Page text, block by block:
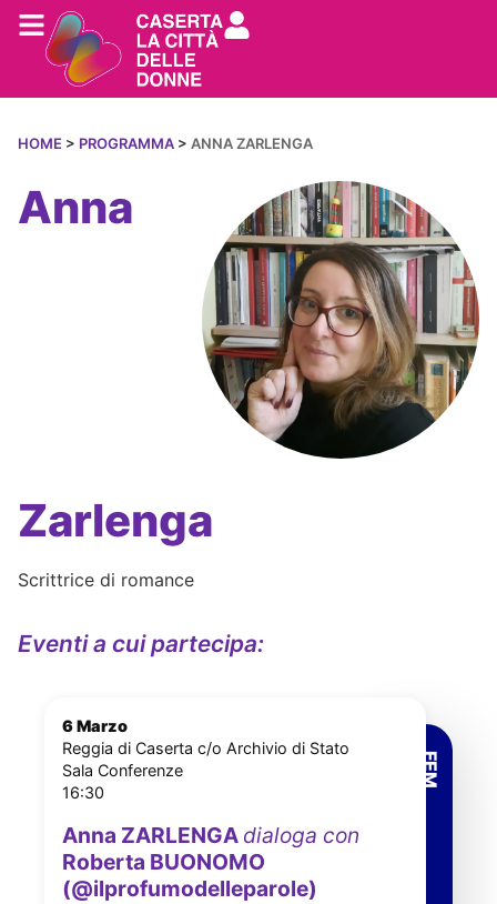
HOME > PROGRAMMA > ANNA ZARLENGA
Anna
Zarlenga
Scrittrice di romance
Eventi a cui partecipa:
6 Marzo
Reggia di Caserta c/o Archivio di Stato
Sala Conferenze
16:30
Anna ZARLENGA dialoga con
Roberta BUONOMO
(@ilprofumodelleparole)